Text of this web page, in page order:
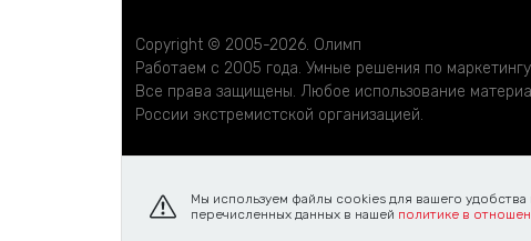
Copyright © 2005-2026. Олимп
Работаем с 2005 года. Умные решения по
Все права защищены. Любое использование
России экстремистской организацией.
Мы используем файлы cookies для вашего
перечисленных данных в нашей политике в